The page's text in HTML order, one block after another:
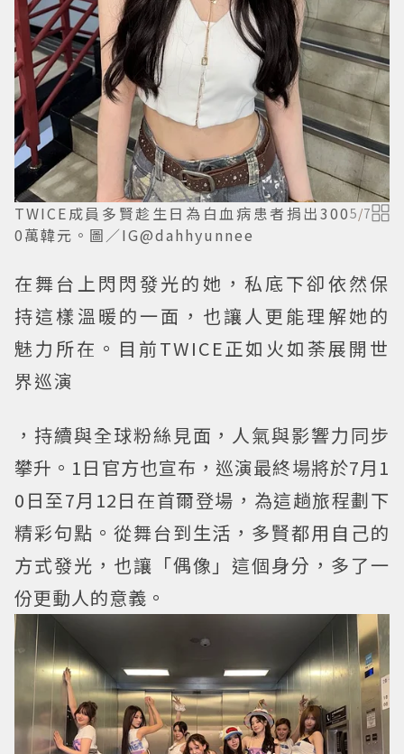
TWICE成員多賢趁生日為白血病患者捐出300
0萬韓元。圖／IG@dahhyunnee
5/7
在舞台上閃閃發光的她，私底下卻依然保
持這樣溫暖的一面，也讓人更能理解她的
魅力所在。目前TWICE正如火如荼展開世
界巡演
，持續與全球粉絲見面，人氣與影響力同步
攀升。1日官方也宣布，巡演最終場將於7月1
0日至7月12日在首爾登場，為這趟旅程劃下
精彩句點。從舞台到生活，多賢都用自己的
方式發光，也讓「偶像」這個身分，多了一
份更動人的意義。